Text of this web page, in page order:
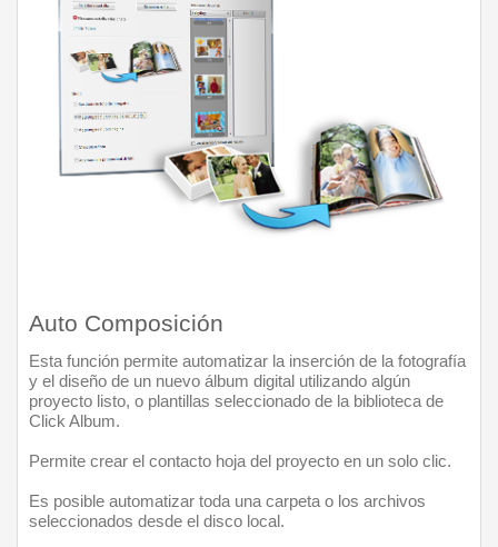
Auto Composición
Esta función permite automatizar la inserción de la fotografía
y el diseño de un nuevo álbum digital utilizando algún
proyecto listo, o plantillas seleccionado de la biblioteca de
Click Album.
Permite crear el contacto hoja del proyecto en un solo clic.
Es posible automatizar toda una carpeta o los archivos
seleccionados desde el disco local.